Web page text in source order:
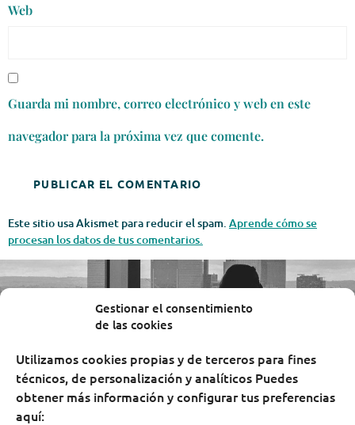
Gestionar el consentimiento
de las cookies
Utilizamos cookies propias y de terceros para fines
técnicos, de personalización y analíticos Puedes
obtener más información y configurar tus preferencias
aquí:
Web
Guarda mi nombre, correo electrónico y web en este
navegador para la próxima vez que comente.
Este sitio usa Akismet para reducir el spam. Aprende cómo se
procesan los datos de tus comentarios.